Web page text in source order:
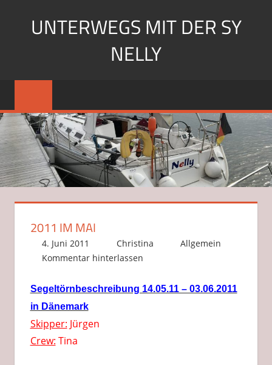
UNTERWEGS MIT DER SY
NELLY
Segeln
SY
Nelly
2011 IM MAI
4. Juni 2011 Christina
Allgemein
Kommentar hinterlassen
Segeltörnbeschreibung 14.05.11 – 03.06.2011
in Dänemark
Skipper: Jürgen
Crew: Tina